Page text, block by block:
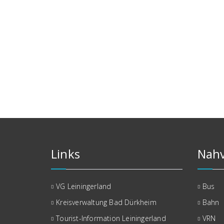
Links
VG Leiningerland
Kreisverwaltung Bad Dürkheim
Tourist-Information Leiningerland
Bus
Bahn
VRN